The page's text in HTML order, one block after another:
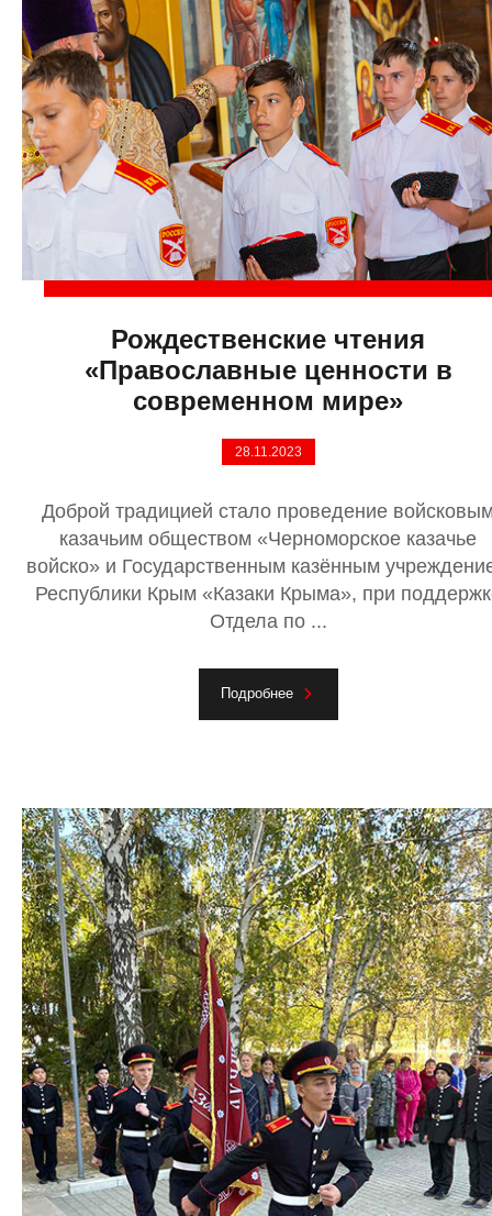
Рождественские чтения
«Православные ценности в
современном мире»
28.11.2023
Доброй традицией стало проведение
казачьим обществом «Черноморское казачье
войско» и Государственным казённым
Республики Крым «Казаки Крыма», при
Отдела по ...
Подробнее